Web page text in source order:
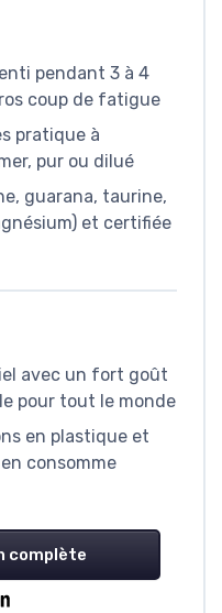
pendant 3 à 4
coup de fatigue
pratique à
pur ou dilué
guarana, taurine,
et certifiée
avec un fort goût
pour tout le monde
en plastique et
consomme
complète